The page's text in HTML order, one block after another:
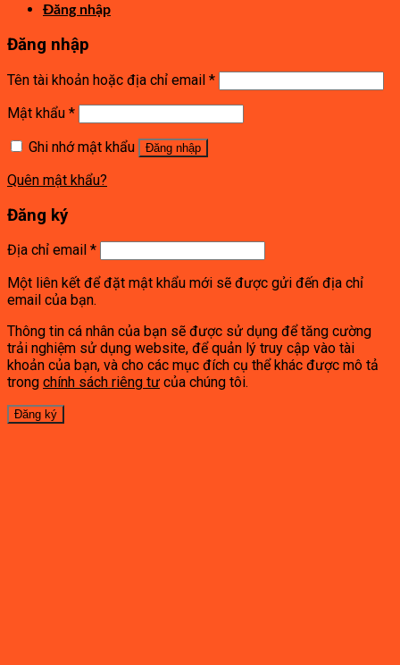
Đăng nhập
Đăng nhập
Tên tài khoản hoặc địa chỉ email *
Mật khẩu *
Ghi nhớ mật khẩu
Đăng nhập
Quên mật khẩu?
Đăng ký
Địa chỉ email *
Một liên kết để đặt mật khẩu mới sẽ được gửi đến địa chỉ
email của bạn.
Thông tin cá nhân của bạn sẽ được sử dụng để tăng cường
trải nghiệm sử dụng website, để quản lý truy cập vào tài
khoản của bạn, và cho các mục đích cụ thể khác được mô tả
trong chính sách riêng tư của chúng tôi.
Đăng ký